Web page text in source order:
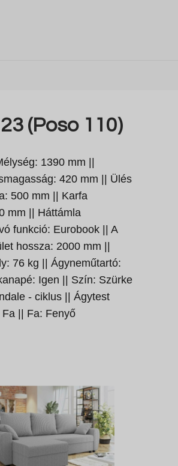
(Poso 110)
1390 mm ||
420 mm || Ülés
500 mm || Karfa
mm || Háttámla
funkció: Eurobook || A
hossza: 2000 mm ||
76 kg || Ágyneműtartó:
Igen || Szín: Szürke
- ciklus || Ágytest
|| Fa: Fenyő